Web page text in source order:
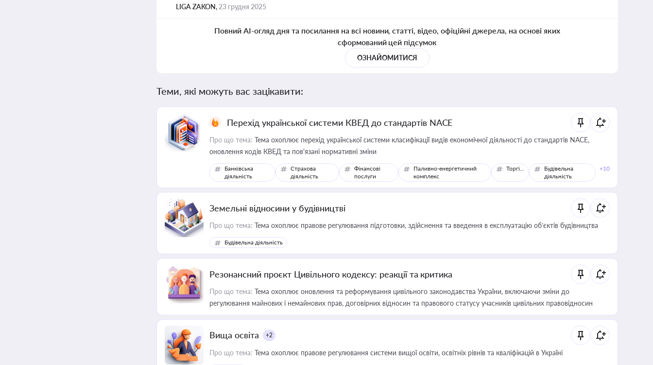
LIGA ZAKON, 23 грудня 2025
Повний AI-огляд дня та посилання на всі новини, статті, відео, офіційні джерела, на основі яких
сформований цей підсумок
ОЗНАЙОМИТИСЯ
Теми, які можуть вас зацікавити:
Перехід української системи КВЕД до стандартів NACE
Про що тема: Тема охоплює перехід української системи класифікації видів економічної діяльності до стандартів NACE,
оновлення кодів КВЕД та пов'язані нормативні зміни
Банківська
діяльність
Страхова
діяльність
Фінансові
послуги
Паливно-енергетичний
комплекс
Торгівля
Будівельна
діяльність
+10
Земельні відносини у будівництві
Про що тема: Тема охоплює правове регулювання підготовки, здійснення та введення в експлуатацію об’єктів будівництва
Будівельна діяльність
Резонансний проєкт Цивільного кодексу: реакції та критика
Про що тема: Тема охоплює оновлення та реформування цивільного законодавства України, включаючи зміни до
регулювання майнових і немайнових прав, договірних відносин та правового статусу учасників цивільних правовідносин
Вища освіта +2
Про що тема: Тема охоплює правове регулювання системи вищої освіти, освітніх рівнів та кваліфікацій в Україні